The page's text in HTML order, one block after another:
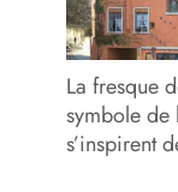
La fresque
symbole de
s’inspirent